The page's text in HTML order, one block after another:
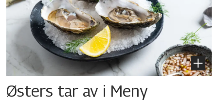
Østers tar av i Meny